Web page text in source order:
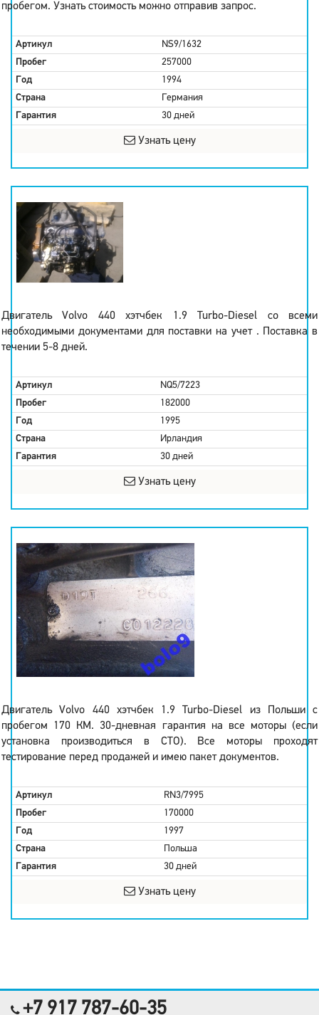
пробегом. Узнать стоимость можно отправив запрос.
Артикул
NS9/1632
Пробег
257000
Год
1994
Страна
Германия
Гарантия
30 дней
Узнать цену
Двигатель Volvo 440 хэтчбек 1.9 Turbo-Diesel со всеми
необходимыми документами для поставки на учет . Поставка в
течении 5-8 дней.
Артикул
NQ5/7223
Пробег
182000
Год
1995
Страна
Ирландия
Гарантия
30 дней
Узнать цену
Двигатель Volvo 440 хэтчбек 1.9 Turbo-Diesel из Польши с
пробегом 170 КМ. 30-дневная гарантия на все моторы (если
установка производиться в СТО). Все моторы проходят
тестирование перед продажей и имею пакет документов.
Артикул
RN3/7995
Пробег
170000
Год
1997
Страна
Польша
Гарантия
30 дней
Узнать цену
+7 917 787-60-35